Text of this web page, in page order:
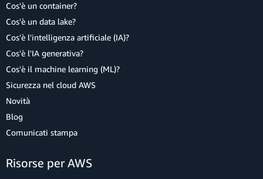
Cos'è un container?
Cos'è un data lake?
Cos'è l'intelligenza artificiale (IA)?
Cos'è l'IA generativa?
Cos'è il machine learning (ML)?
Sicurezza nel cloud AWS
Novità
Blog
Comunicati stampa
Risorse per AWS